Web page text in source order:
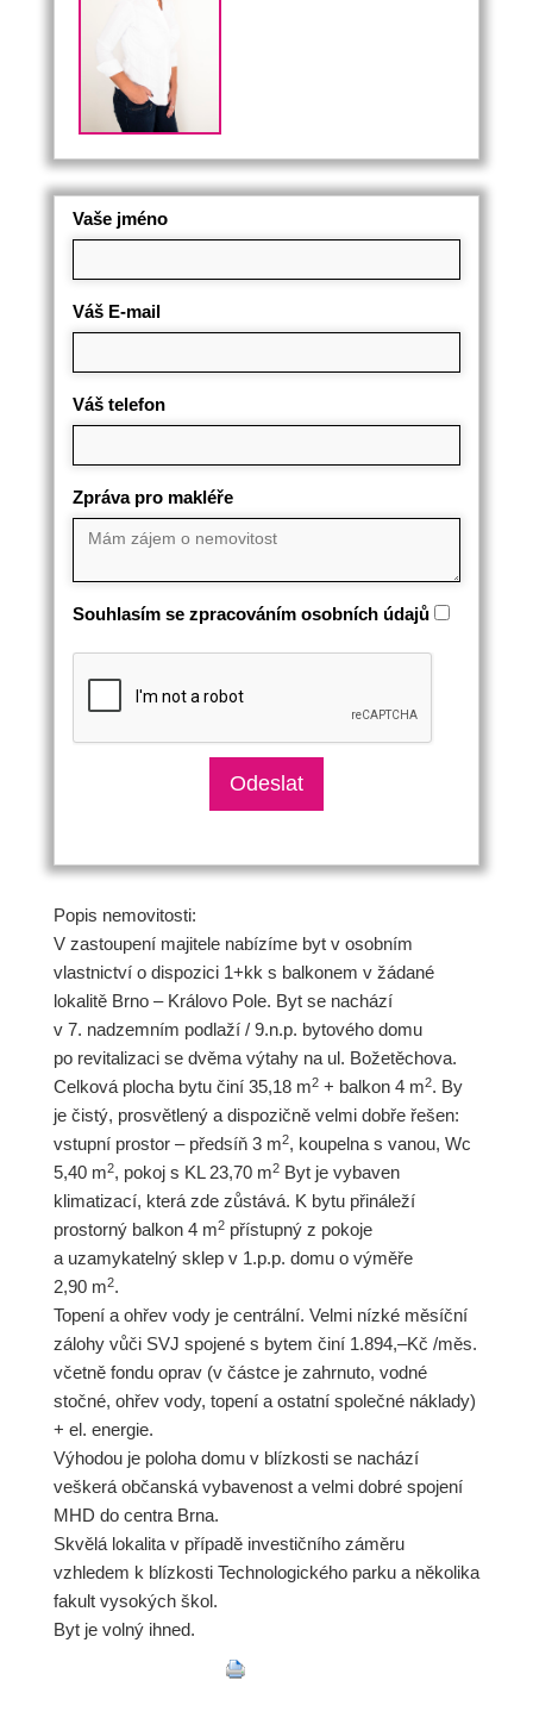
Vaše jméno
Váš E-mail
Váš telefon
Zpráva pro makléře
Souhlasím se zpracováním osobních údajů
Popis nemovitosti:
V zastoupení majitele nabízíme byt v osobním
vlastnictví o dispozici 1+kk s balkonem v žádané
lokalitě Brno – Královo Pole. Byt se nachází
v 7. nadzemním podlaží / 9.n.p. bytového domu
po revitalizaci se dvěma výtahy na ul. Božetěchova.
Celková plocha bytu činí 35,18 m2 + balkon 4 m2. By
je čistý, prosvětlený a dispozičně velmi dobře řešen:
vstupní prostor – předsíň 3 m2, koupelna s vanou, Wc
5,40 m2, pokoj s KL 23,70 m2 Byt je vybaven
klimatizací, která zde zůstává. K bytu přináleží
prostorný balkon 4 m2 přístupný z pokoje
a uzamykatelný sklep v 1.p.p. domu o výměře
2,90 m2.
Topení a ohřev vody je centrální. Velmi nízké měsíční
zálohy vůči SVJ spojené s bytem činí 1.894,–Kč /měs.
včetně fondu oprav (v částce je zahrnuto, vodné
stočné, ohřev vody, topení a ostatní společné náklady)
+ el. energie.
Výhodou je poloha domu v blízkosti se nachází
veškerá občanská vybavenost a velmi dobré spojení
MHD do centra Brna.
Skvělá lokalita v případě investičního záměru
vzhledem k blízkosti Technologického parku a několika
fakult vysokých škol.
Byt je volný ihned.